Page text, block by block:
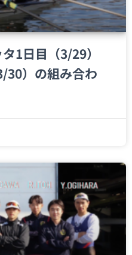
1日目（3/29）
30）の組み合わ